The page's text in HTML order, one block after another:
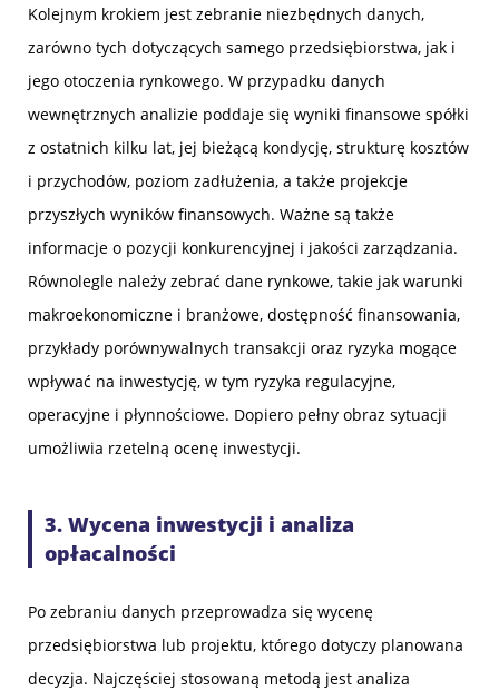
Kolejnym krokiem jest zebranie niezbędnych danych,
zarówno tych dotyczących samego przedsiębiorstwa, jak i
jego otoczenia rynkowego. W przypadku danych
wewnętrznych analizie poddaje się wyniki finansowe spółki
z ostatnich kilku lat, jej bieżącą kondycję, strukturę kosztów
i przychodów, poziom zadłużenia, a także projekcje
przyszłych wyników finansowych. Ważne są także
informacje o pozycji konkurencyjnej i jakości zarządzania.
Równolegle należy zebrać dane rynkowe, takie jak warunki
makroekonomiczne i branżowe, dostępność finansowania,
przykłady porównywalnych transakcji oraz ryzyka mogące
wpływać na inwestycję, w tym ryzyka regulacyjne,
operacyjne i płynnościowe. Dopiero pełny obraz sytuacji
umożliwia rzetelną ocenę inwestycji.
3. Wycena inwestycji i analiza
opłacalności
Po zebraniu danych przeprowadza się wycenę
przedsiębiorstwa lub projektu, którego dotyczy planowana
decyzja. Najczęściej stosowaną metodą jest analiza